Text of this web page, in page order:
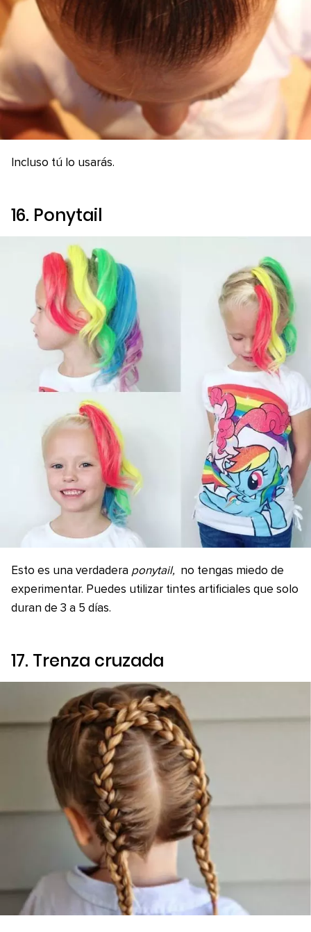
Incluso tú lo usarás.
16. Ponytail
Esto es una verdadera ponytail, no tengas miedo de
experimentar. Puedes utilizar tintes artificiales que solo
duran de 3 a 5 días.
17. Trenza cruzada